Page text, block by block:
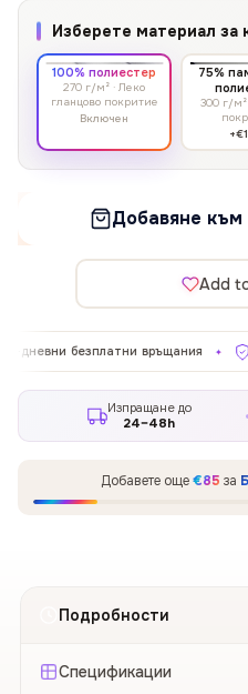
Изберете материал за
100% полиестер
270 г/м² · Леко
гланцово покритие
Включен
75%
300 г/м²
Добавяне към
Add
връщания ✦
Изпращане до
24–48h
Добавете още€85 за
Подробности
Спецификации